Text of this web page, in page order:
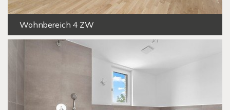
Wohnbereich 4 ZW